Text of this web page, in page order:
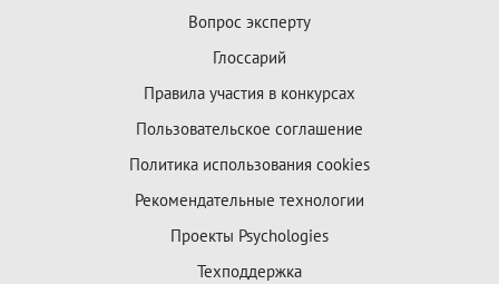
Вопрос эксперту
Глоссарий
Правила участия в конкурсах
Пользовательское соглашение
Политика использования cookies
Рекомендательные технологии
Проекты Psychologies
Техподдержка